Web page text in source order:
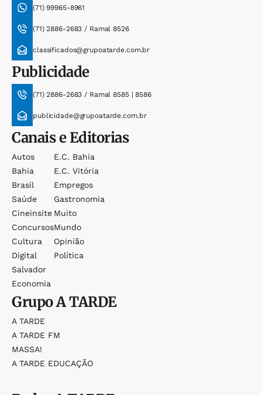
(71) 99965-8961
(71) 2886-2683 / Ramal 8526
classificados@grupoatarde.com.br
Publicidade
(71) 2886-2683 / Ramal 8585 | 8586
publicidade@grupoatarde.com.br
Canais e Editorias
Autos
Bahia
Brasil
Saúde
Cineinsite
Concursos
Cultura
Digital
Salvador
Economia
E.c. Bahia
E.c. Vitória
Empregos
Gastronomia
Muito
Mundo
Opinião
Política
GrupoA TARDE
A TARDE
A TARDE FM
MASSA!
A TARDE EDUCAÇÃO